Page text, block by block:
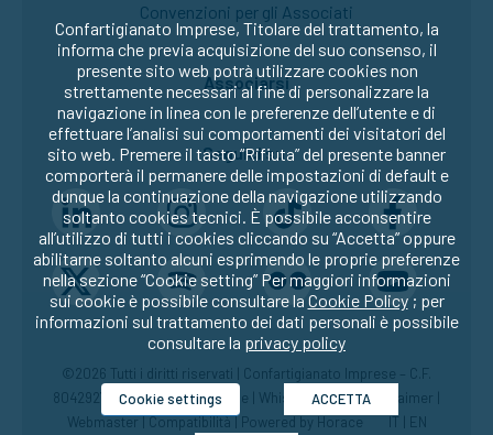
Convenzioni per gli Associati
Associarsi
Seguici su:
©2026 Tutti i diritti riservati | Confartigianato Imprese – C.F.
80429270582 |Privacy|Cookie Whistleblowing|Disclaimer
Webmaster|Compatibilità| Powered by Horace IT EN
Confartigianato Imprese, Titolare del trattamento, la
informa che previa acquisizione del suo consenso, il
presente sito web potrà utilizzare cookies non
strettamente necessari al fine di personalizzare la
navigazione in linea con le preferenze dell’utente e di
effettuare l’analisi sui comportamenti dei visitatori del
sito web. Premere il tasto “Rifiuta” del presente banner
comporterà il permanere delle impostazioni di default e
dunque la continuazione della navigazione utilizzando
soltanto cookies tecnici. È possibile acconsentire
all’utilizzo di tutti i cookies cliccando su “Accetta” oppure
abilitarne soltanto alcuni esprimendo le proprie preferenze
nella sezione “Cookie setting” Per maggiori informazioni
sui cookie è possibile consultare la Cookie Policy; per
informazioni sul trattamento dei dati personali è possibile
consultare la privacy policy
Cookie settings ACCETTA